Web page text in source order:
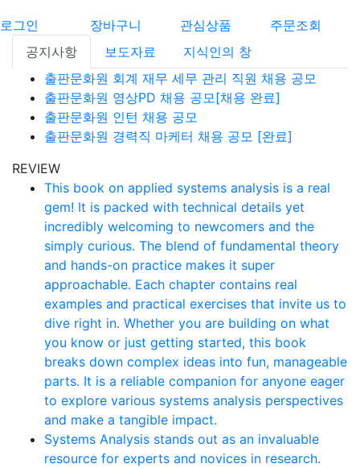
로그인 장바구니 관심상품
주문조회
공지사항
보도자료
지식인의 창
출판문화원 회계 재무 세무 관리 직원 채용 공모
출판문화원 영상PD 채용 공모[채용 완료]
출판문화원 인턴 채용 공모
출판문화원 경력직 마케터 채용 공모 [완료]
REVIEW
This book on applied systems analysis is a real
gem! It is packed with technical details yet
incredibly welcoming to newcomers and the
simply curious. The blend of fundamental theory
and hands-on practice makes it super
approachable. Each chapter contains real
examples and practical exercises that invite us to
dive right in. Whether you are building on what
you know or just getting started, this book
breaks down complex ideas into fun, manageable
parts. It is a reliable companion for anyone eager
to explore various systems analysis perspectives
and make a tangible impact.
Systems Analysis stands out as an invaluable
resource for experts and novices in research.